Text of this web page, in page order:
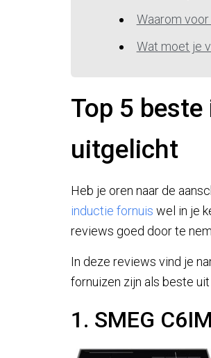
Waarom
Wat moet je
Top 5
uitgelicht
Heb je oren naar de
inductie fornuis wel in je
reviews goed door te
In deze reviews vind je
fornuizen zijn als beste
1. SMEG